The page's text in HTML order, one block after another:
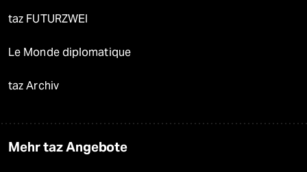
taz FUTURZWEI
Le Monde diplomatique
taz Archiv
Mehr taz Angebote